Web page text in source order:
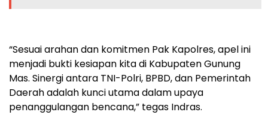
“Sesuai arahan dan komitmen Pak Kapolres, apel ini
menjadi bukti kesiapan kita di Kabupaten Gunung
Mas. Sinergi antara TNI-Polri, BPBD, dan Pemerintah
Daerah adalah kunci utama dalam upaya
penanggulangan bencana,” tegas Indras.